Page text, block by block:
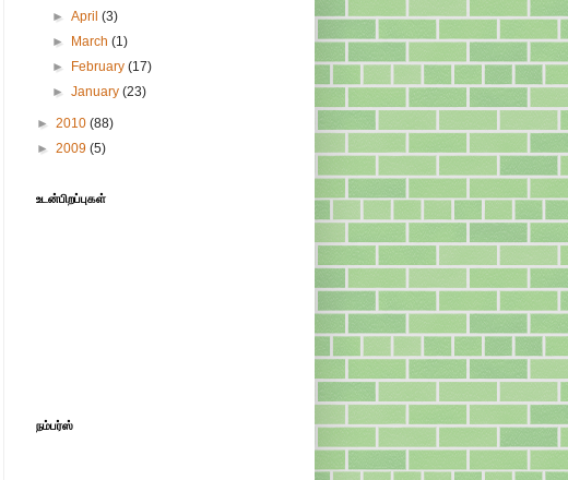
►April(3)
►
March(1)
►
February(17)
►January(23)
► 2010 (88)
► 2009 (5)
உடன்பிறப்புகள்
நம்பர்ஸ்